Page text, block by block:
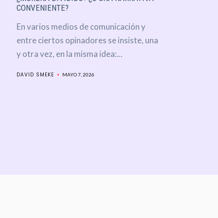
CONVENIENTE?
En varios medios de comunicación y
entre ciertos opinadores se insiste, una
y otra vez, en la misma idea:...
DAVID SMEKE MAYO 7, 2026